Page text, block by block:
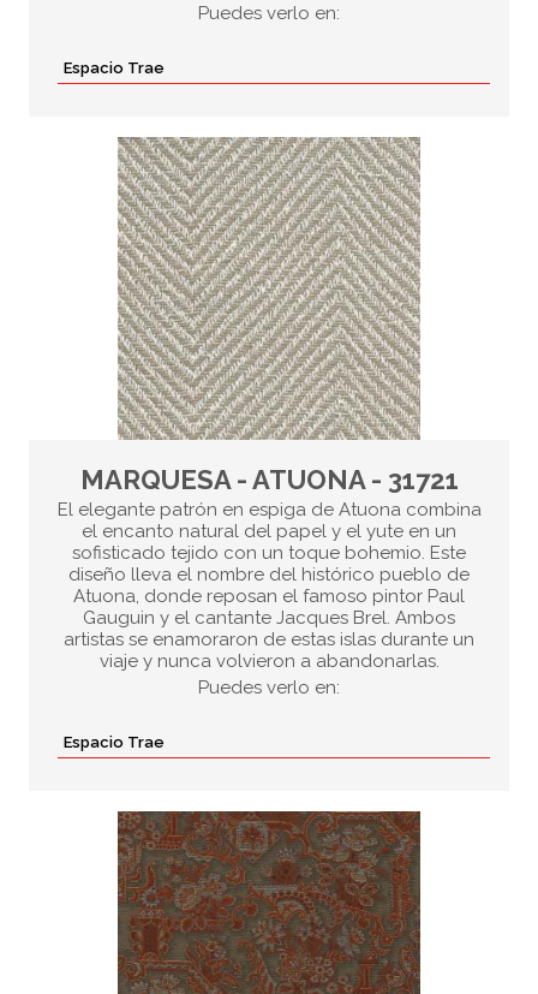
Puedes verlo en:
Espacio Trae
MARQUESA - ATUONA - 31721
El elegante patrón en espiga de Atuona combina
el encanto natural del papel y el yute en un
sofisticado tejido con un toque bohemio. Este
diseño lleva el nombre del histórico pueblo de
Atuona, donde reposan el famoso pintor Paul
Gauguin y el cantante Jacques Brel. Ambos
artistas se enamoraron de estas islas durante un
viaje y nunca volvieron a abandonarlas.
Puedes verlo en:
Espacio Trae